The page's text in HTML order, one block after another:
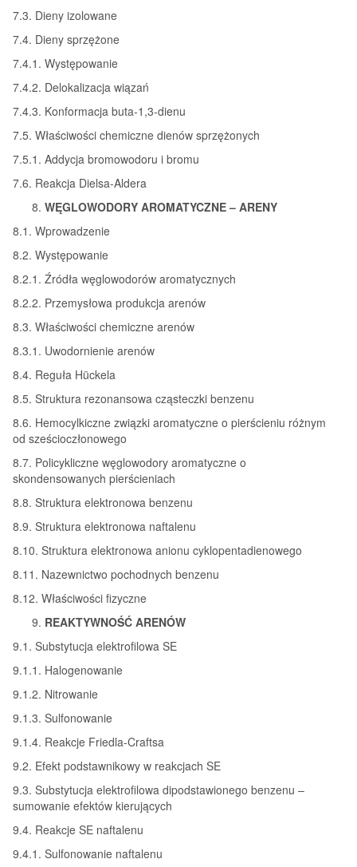
7.3. Dieny izolowane
7.4. Dieny sprzężone
7.4.1. Występowanie
7.4.2. Delokalizacja wiązań
7.4.3. Konformacja buta-1,3-dienu
7.5. Właściwości chemiczne dienów sprzężonych
7.5.1. Addycja bromowodoru i bromu
7.6. Reakcja Dielsa-Aldera
WĘGLOWODORY AROMATYCZNE – ARENY
8.1. Wprowadzenie
8.2. Występowanie
8.2.1. Źródła węglowodorów aromatycznych
8.2.2. Przemysłowa produkcja arenów
8.3. Właściwości chemiczne arenów
8.3.1. Uwodornienie arenów
8.4. Reguła Hückela
8.5. Struktura rezonansowa cząsteczki benzenu
8.6. Hemocylkiczne związki aromatyczne o pierścieniu różnym
od sześcioczłonowego
8.7. Policykliczne węglowodory aromatyczne o
skondensowanych pierścieniach
8.8. Struktura elektronowa benzenu
8.9. Struktura elektronowa naftalenu
8.10. Struktura elektronowa anionu cyklopentadienowego
8.11. Nazewnictwo pochodnych benzenu
8.12. Właściwości fizyczne
REAKTYWNOŚĆ ARENÓW
9.1. Substytucja elektrofilowa SE
9.1.1. Halogenowanie
9.1.2. Nitrowanie
9.1.3. Sulfonowanie
9.1.4. Reakcje Friedla-Craftsa
9.2. Efekt podstawnikowy w reakcjach SE
9.3. Substytucja elektrofilowa dipodstawionego benzenu –
sumowanie efektów kierujących
9.4. Reakcje SE naftalenu
9.4.1. Sulfonowanie naftalenu